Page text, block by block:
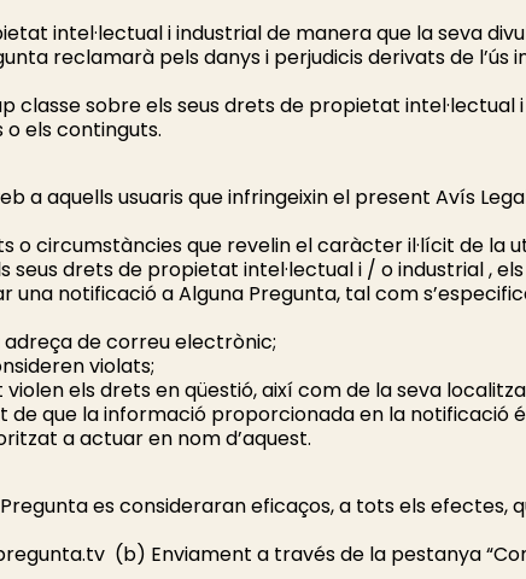
intel·lectual i industrial de manera que la seva
reclamarà pels danys i perjudicis derivats de l’ús
classe sobre els seus drets de propietat intel·lectual
els continguts.
a aquells usuaris que infringeixin el present Avís
o circumstàncies que revelin el caràcter il·lícit de la
drets de propietat intel·lectual i / o industrial ,
notificació a Alguna Pregunta, tal com
de correu electrònic;
violats;
els drets en qüestió, així com de la seva
que la informació proporcionada en la notificació
a actuar en nom d’aquest.
es consideraran eficaços, a tots els efectes,
(b) Enviament a través de la pestanya